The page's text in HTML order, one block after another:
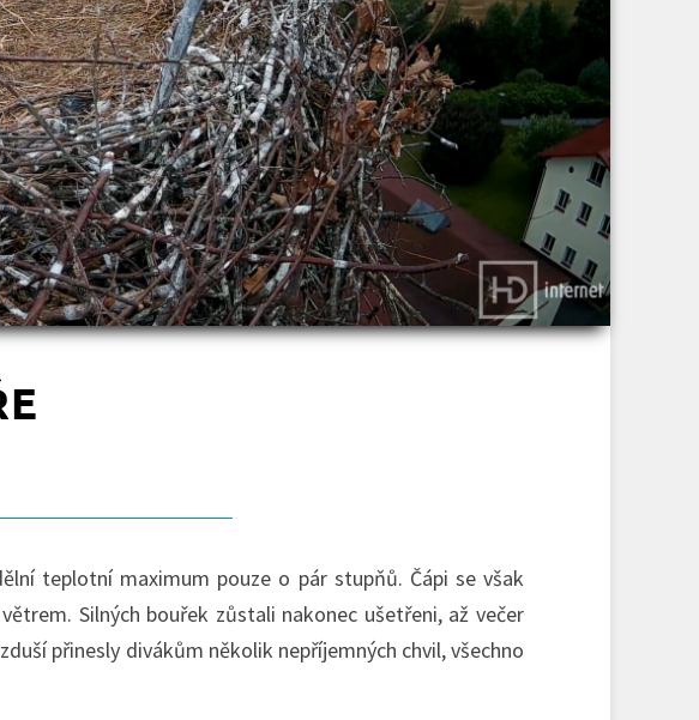
teplotní maximum pouze o pár stupňů. Čápi se však
Silných bouřek zůstali nakonec ušetřeni, až večer
přinesly divákům několik nepříjemných chvil, všechno